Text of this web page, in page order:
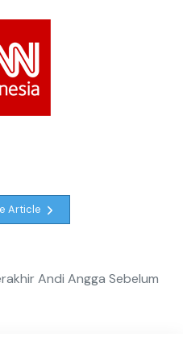
Article
Andi Angga Sebelum